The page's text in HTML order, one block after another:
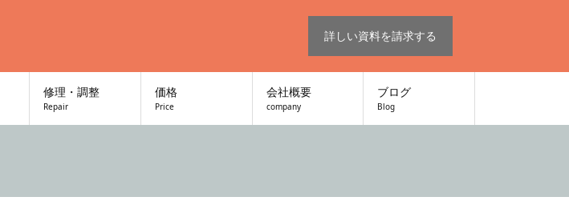
詳しい資料を請求する
修理・調整
Repair
価格
Price
会社概要
company
ブログ
Blog